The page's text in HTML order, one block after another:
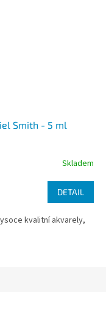
Smith - 5 ml
Skladem
DETAIL
kvalitní akvarely,